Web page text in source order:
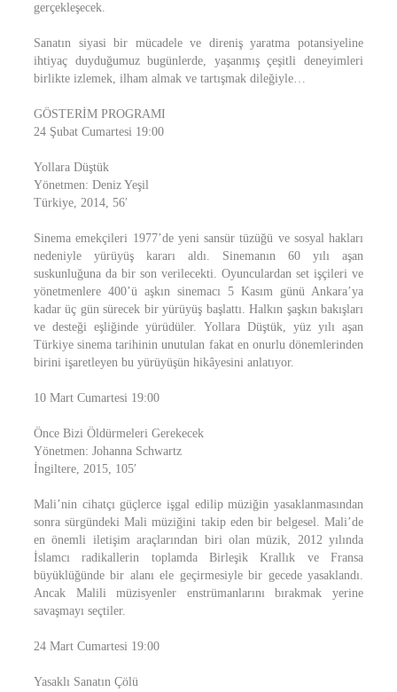
gerçekleşecek.
Sanatın siyasi bir mücadele ve direniş yaratma potansiyeline
ihtiyaç duyduğumuz bugünlerde, yaşanmış çeşitli deneyimleri
birlikte izlemek, ilham almak ve tartışmak dileğiyle…
GÖSTERİM PROGRAMI
24 Şubat Cumartesi 19:00
Yollara Düştük
Yönetmen: Deniz Yeşil
Türkiye, 2014, 56′
Sinema emekçileri 1977’de yeni sansür tüzüğü ve sosyal hakları
nedeniyle yürüyüş kararı aldı. Sinemanın 60 yılı aşan
suskunluğuna da bir son verilecekti. Oyunculardan set işçileri ve
yönetmenlere 400’ü aşkın sinemacı 5 Kasım günü Ankara’ya
kadar üç gün sürecek bir yürüyüş başlattı. Halkın şaşkın bakışları
ve desteği eşliğinde yürüdüler. Yollara Düştük, yüz yılı aşan
Türkiye sinema tarihinin unutulan fakat en onurlu dönemlerinden
birini işaretleyen bu yürüyüşün hikâyesini anlatıyor.
10 Mart Cumartesi 19:00
Önce Bizi Öldürmeleri Gerekecek
Yönetmen: Johanna Schwartz
İngiltere, 2015, 105′
Mali’nin cihatçı güçlerce işgal edilip müziğin yasaklanmasından
sonra sürgündeki Mali müziğini takip eden bir belgesel. Mali’de
en önemli iletişim araçlarından biri olan müzik, 2012 yılında
İslamcı radikallerin toplamda Birleşik Krallık ve Fransa
büyüklüğünde bir alanı ele geçirmesiyle bir gecede yasaklandı.
Ancak Malili müzisyenler enstrümanlarını bırakmak yerine
savaşmayı seçtiler.
24 Mart Cumartesi 19:00
Yasaklı Sanatın Çölü